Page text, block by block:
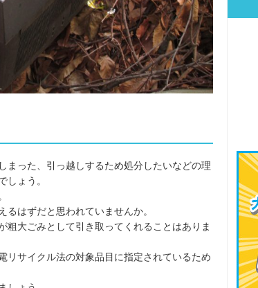
まった、引っ越しするため処分したいなどの理
しょう。
はずだと思われていませんか。
大ごみとして引き取ってくれることはありま
リサイクル法の対象品目に指定されているため